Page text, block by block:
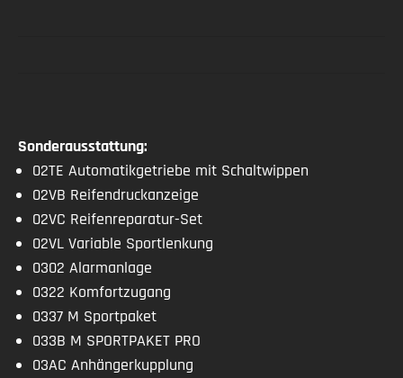
Sicherheit
ABS
El. Wegfahrsperre
ESP
Allradantrieb
Traktionskontrolle
Alarmanlage
Sonderausstattung:
02TE Automatikgetriebe mit Schaltwippen
02VB Reifendruckanzeige
02VC Reifenreparatur-Set
02VL Variable Sportlenkung
0302 Alarmanlage
0322 Komfortzugang
0337 M Sportpaket
033B M SPORTPAKET PRO
03AC Anhängerkupplung